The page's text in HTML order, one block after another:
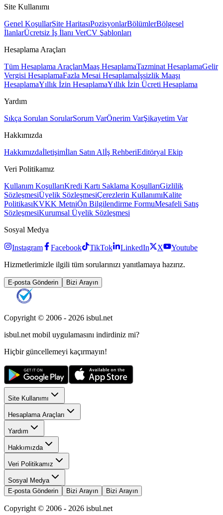
Site Kullanımı
Genel KoşullarSite HaritasıPozisyonlarBölümlerBölgesel
İlanlarÜcretsiz İş İlanı VerCV Şablonları
Hesaplama Araçları
Tüm Hesaplama AraçlarıMaaş HesaplamaTazminat HesaplamaGelir
Vergisi HesaplamaFazla Mesai Hesaplamaİşsizlik Maaşı
HesaplamaYıllık İzin HesaplamaYıllık İzin Ücreti Hesaplama
Yardım
Sıkça Sorulan SorularSorum VarÖnerim VarŞikayetim Var
Hakkımızda
Hakkımızdaİletişimİlan Satın Alİş RehberiEditöryal Ekip
Veri Politikamız
Kullanım KoşullarıKredi Kartı Saklama KoşullarıGizlilik
SözleşmesiÜyelik SözleşmesiÇerezlerin KullanımıKalite
PolitikasıKVKK MetniÖn Bilgilendirme FormuMesafeli Satış
SözleşmesiKurumsal Üyelik Sözleşmesi
Sosyal Medya
Instagram Facebook TikTok LinkedIn X
Youtube
Hizmetlerimizle ilgili tüm sorularınızı yanıtlamaya hazırız.
E-posta Gönderin Bizi Arayın
Copyright © 2006 - 2026 isbul.net
isbul.net mobil uygulamasını indirdiniz mi?
Hiçbir güncellemeyi kaçırmayın!
Site Kullanımı
Hesaplama Araçları
Yardım
Hakkımızda
Veri Politikamız
Sosyal Medya
E-posta Gönderin
Bizi Arayın Bizi Arayın
Copyright © 2006 - 2026 isbul.net